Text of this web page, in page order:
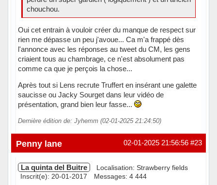
chouchou.
Oui cet entrain à vouloir créer du manque de respect sur
rien me dépasse un peu j'avoue... Ca m'a frappé dès
l'annonce avec les réponses au tweet du CM, les gens
criaient tous au chambrage, ce n'est absolument pas
comme ca que je perçois la chose...
Après tout si Lens recrute Truffert en insérant une galette
saucisse ou Jacky Sourget dans leur vidéo de
présentation, grand bien leur fasse...
Dernière édition de: Jyhemm (02-01-2025 21:24:50)
Hors ligne #23
02-01-2025 21:56:56
Penny lane
La quinta del Buitre
Localisation: Strawberry fields
Inscrit(e): 20-01-2017
Messages: 4 444